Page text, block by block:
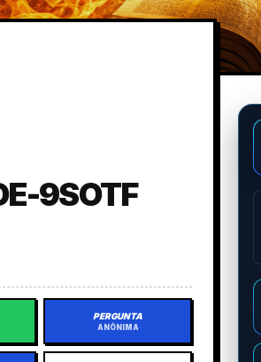
9SOTF
PERGUNTA
ANÔNIMA